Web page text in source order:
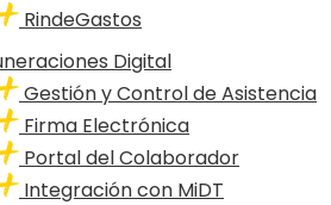
RindeGastos
Digital
Gestión y Control de Asistencia
Firma Electrónica
Portal del Colaborador
Integración con MiDT